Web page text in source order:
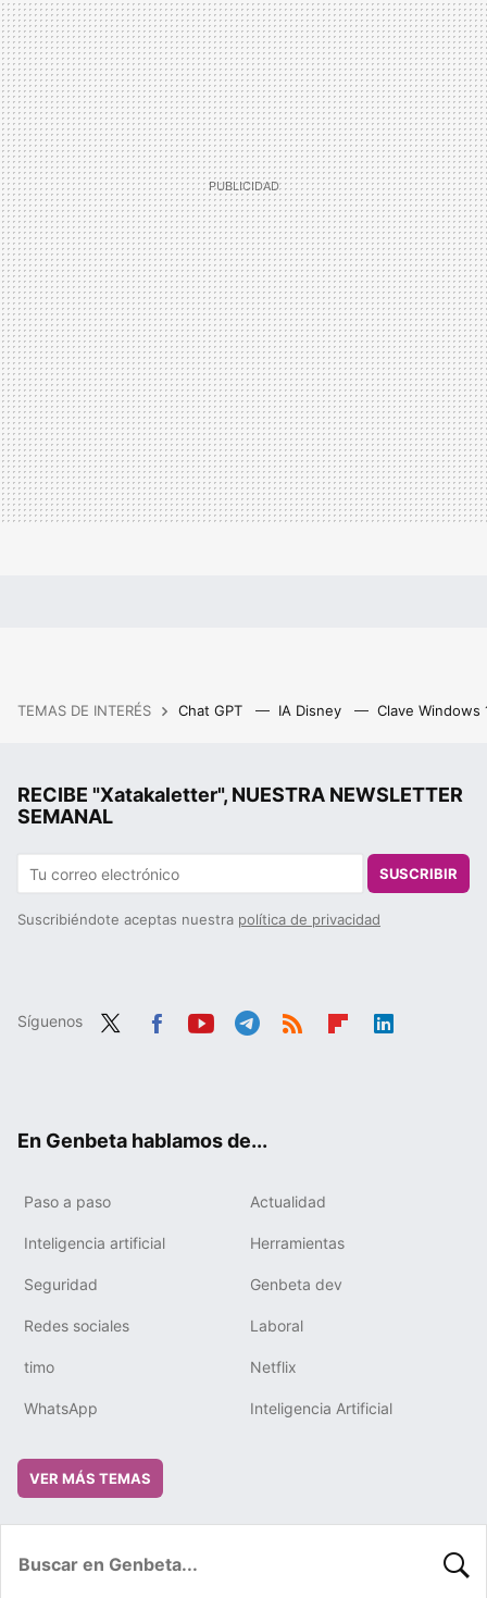
TEMAS DE INTERÉS Chat GPT IA Disney Clave Windows
RECIBE "Xatakaletter", NUESTRA NEWSLETTER
SEMANAL
SUSCRIBIR
Suscribiéndote aceptas nuestra política de privacidad
Síguenos
En Genbeta hablamos de...
Paso a paso Actualidad
Inteligencia artificial Herramientas
Seguridad Genbeta dev
Redes sociales Laboral
timo Netflix
WhatsApp Inteligencia Artificial
VER MÁS TEMAS